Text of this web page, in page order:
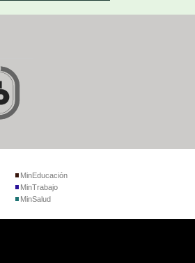
MinEducación
MinTrabajo
MinSalud